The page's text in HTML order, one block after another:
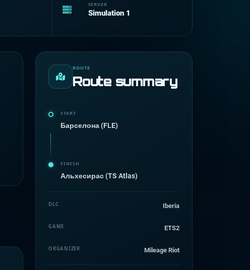
SERVER
Simulation 1
ROUTE
Route summary
START
Барселона (FLE)
FINISH
Альхесирас (TS Atlas)
DLC Iberia
GAME ETS2
ORGANIZER Mileage Riot